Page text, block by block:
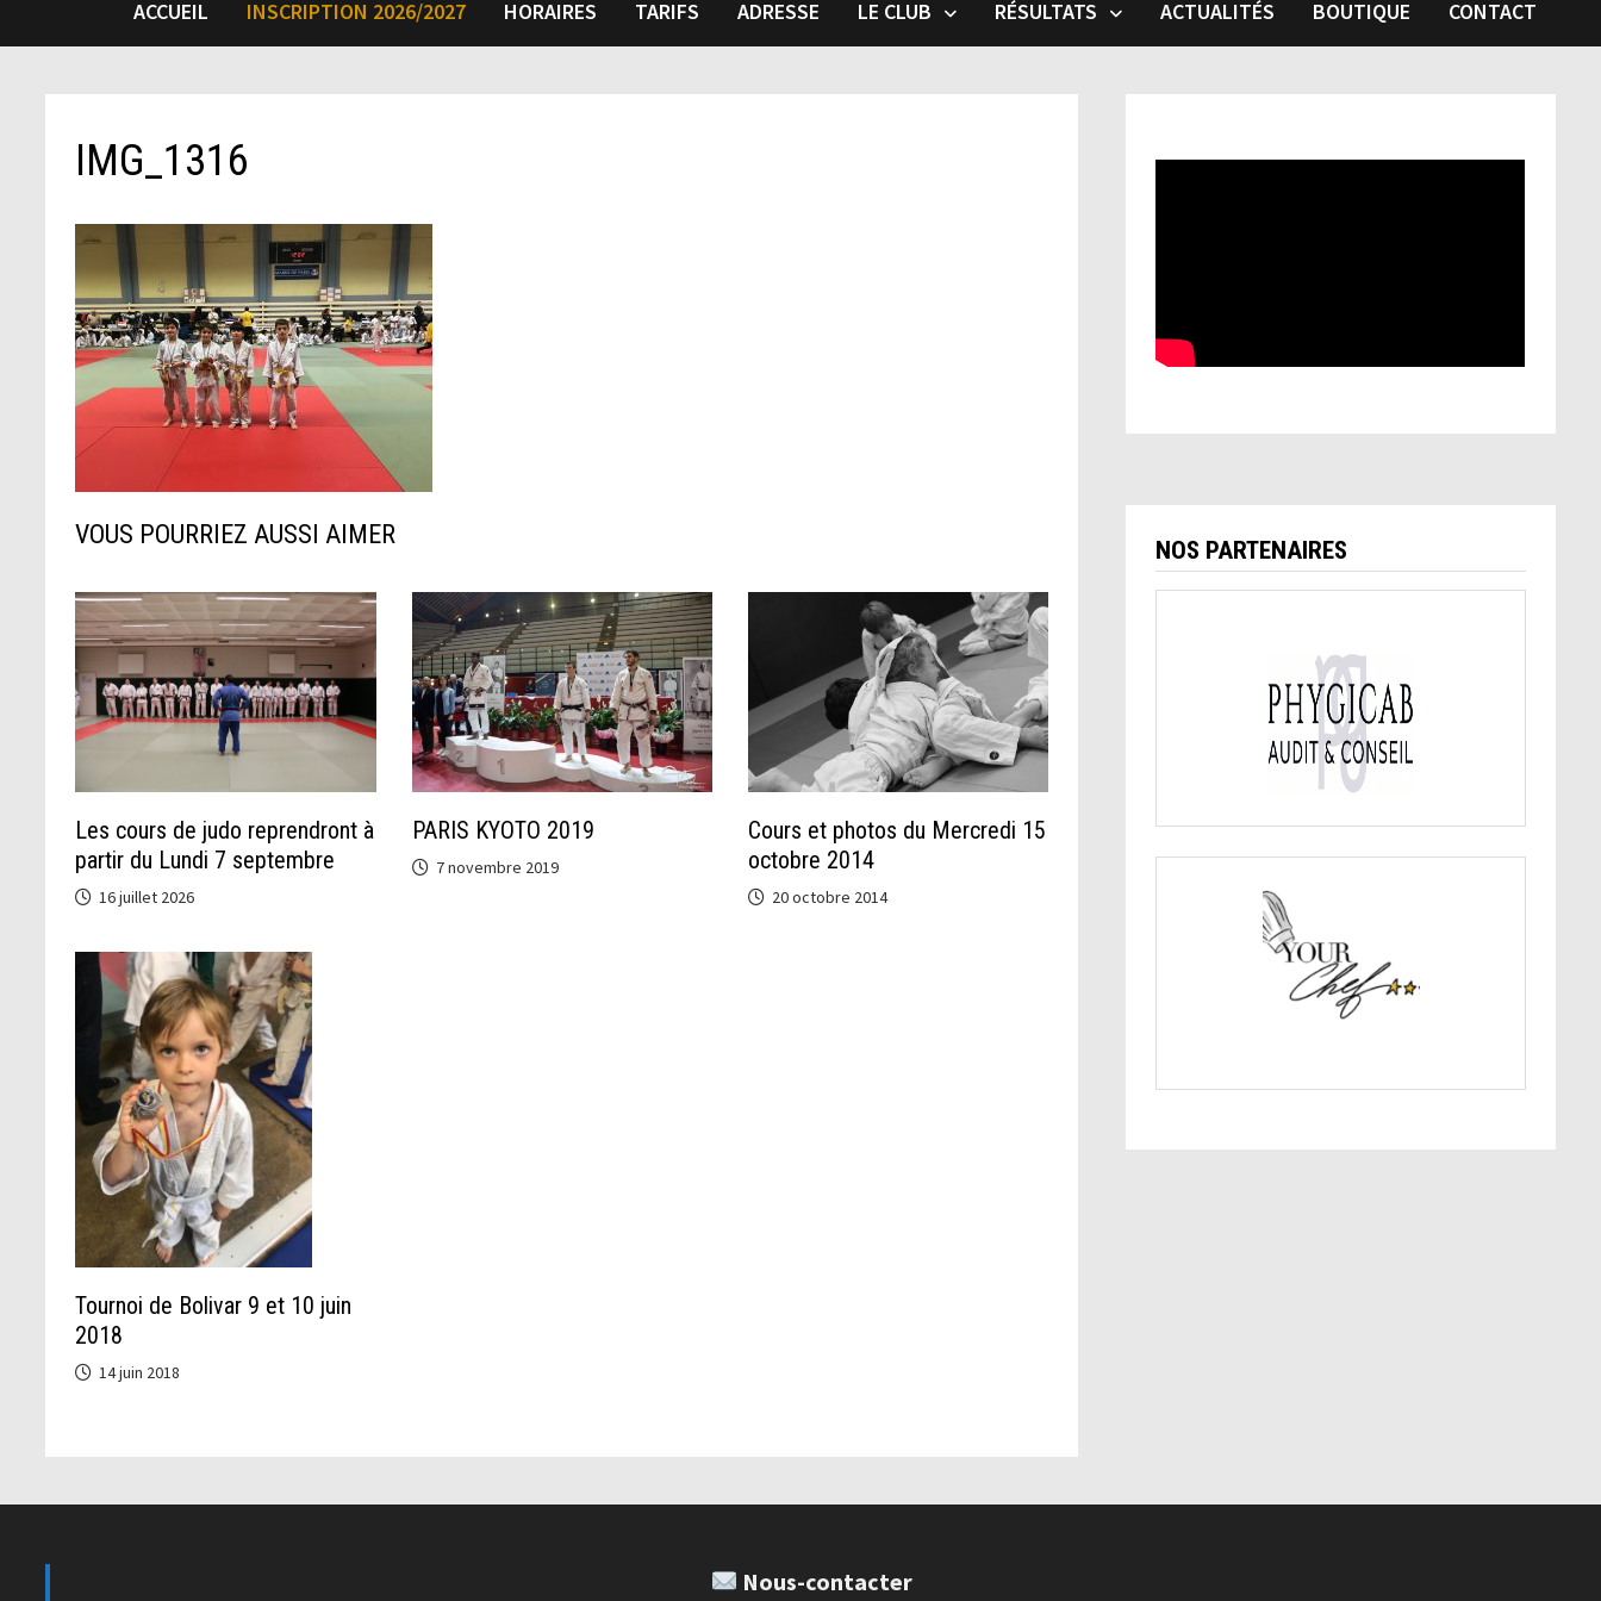
ACCUEIL INSCRIPTION 2026/2027 HORAIRES TARIFS ADRESSE LE CLUB RÉSULTATS ACTUALITÉS BOUTIQUE CONTACT
IMG_1316
VOUS POURRIEZ AUSSI AIMER
Les cours de judo reprendront à
partir du Lundi 7 septembre
16 juillet 2026
PARIS KYOTO 2019
7 novembre 2019
Cours et photos du Mercredi 15
octobre 2014
20 octobre 2014
Tournoi de Bolivar 9 et 10 juin
2018
14 juin 2018
NOS PARTENAIRES
Nous-contacter